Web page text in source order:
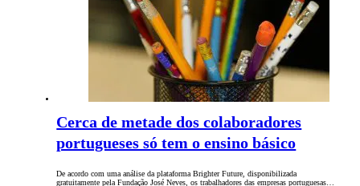
Cerca de metade dos colaboradores
portugueses só tem o ensino básico
De acordo com uma análise da plataforma Brighter Future, disponibilizada
gratuitamente pela Fundação José Neves, os trabalhadores das empresas portuguesas…